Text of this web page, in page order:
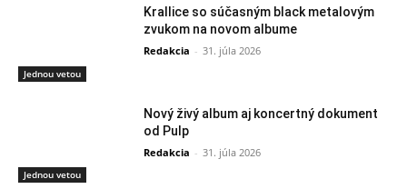
Jednou vetou
Krallice so súčasným black metalovým
zvukom na novom albume
Redakcia - 31. júla 2026
Jednou vetou
Nový živý album aj koncertný dokument
od Pulp
Redakcia - 31. júla 2026